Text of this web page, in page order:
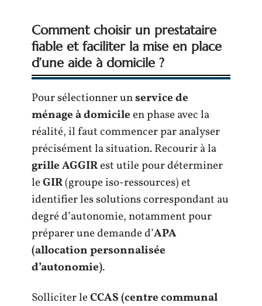
Comment choisir un prestataire
fiable et faciliter la mise en place
d’une aide à domicile ?
Pour sélectionner unservice de
ménage à domicileen phase avec la
réalité, il faut commencer par analyser
précisément la situation. Recourir à la
grille AGGIRest utile pour déterminer
leGIR(groupe iso-ressources) et
identifier les solutions correspondant au
degré d’autonomie, notamment pour
préparer une demande d’APA
(allocation personnalisée
d’autonomie).
Solliciter leCCAS (centre communal